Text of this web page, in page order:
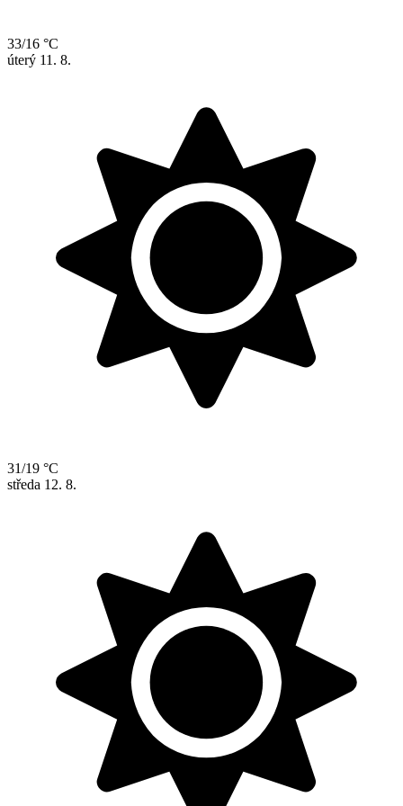
33/16 °C
úterý 11. 8.
31/19 °C
středa 12. 8.